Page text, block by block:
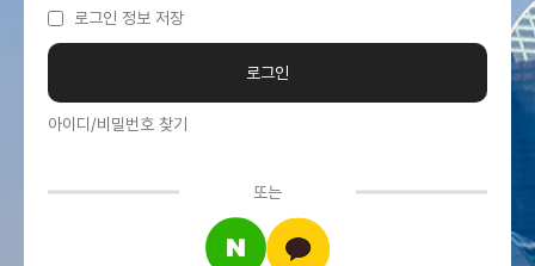
로그인 정보 저장
아이디/비밀번호 찾기
또는